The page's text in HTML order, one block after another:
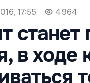
17:55 4 964
станет
в ходе